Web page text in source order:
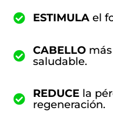
ESTIMULA el
CABELLO
saludable.
REDUCE la
regeneración.